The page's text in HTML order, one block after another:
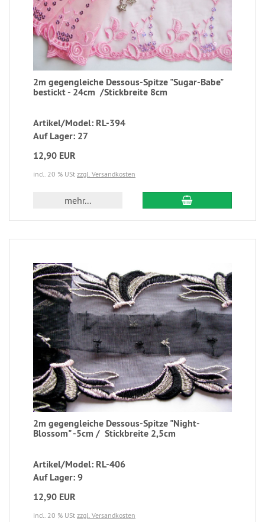
2m gegengleiche Dessous-Spitze "Sugar-Babe"
bestickt - 24cm /Stickbreite 8cm
Artikel/Model: RL-394
Auf Lager: 27
12,90 EUR
incl. 20 % USt zzgl. Versandkosten
mehr...
2m gegengleiche Dessous-Spitze "Night-
Blossom" -5cm / Stickbreite 2,5cm
Artikel/Model: RL-406
Auf Lager: 9
12,90 EUR
incl. 20 % USt zzgl. Versandkosten